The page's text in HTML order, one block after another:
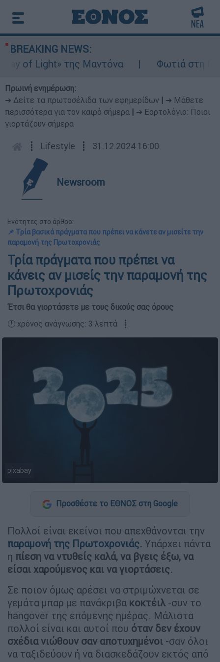
BREAKING NEWS:
of Light» της Μαντόνα
Φωτιά στη
Πρωινή ενημέρωση:
➔ Δείτε τα πρωτοσέλιδα των εφημερίδων
➔ Μάθετε
περισσότερα για τον καιρό σήμερα
➔ Εορτολόγιο: Ποιοι
γιορτάζουν σήμερα
┋ Lifestyle ┋ 31.12.2024 16:00
Newsroom
Ενότητες στο άρθρο:
📌 Τρία βασικά πράγματα που πρέπει να κάνετε αν μισείτε την
παραμονή της Πρωτοχρονιάς
Τρία πράγματα που πρέπει να
κάνεις αν μισείς την παραμονή της
Πρωτοχρονιάς
Έτσι θα γιορτάσετε με τους δικούς σας όρους
🕛 χρόνος ανάγνωσης: 3 λεπτά ┋
pixabay
Προσθέστε το ΕΘΝΟΣ στη Google
Πολλοί είναι εκείνοι που απεχθάνονται την
παραμονή της Πρωτοχρονιάς. Υπάρχει πάντα
η πίεση να ντυθείς καλά, να βγεις έξω, να
είσαι χαρούμενος και να γιορτάσεις.
Σε ποιον όμως αρέσει να στριμώχνεται σε
γεμάτα μπαρ με πανάκριβα κοκτέιλ -συν το
hangover της επόμενης ημέρας. Μάλιστα
πολλοί είναι και αυτοί που όταν δεν έχουν
σχέδια νιώθουν σαν αποτυχημένοι -σαν όλοι
να ταξιδεύουν ή να διασκεδάζουν εκτός από